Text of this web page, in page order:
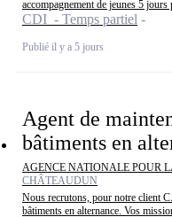
accompagnement de jeunes 5 jours
CDI - Temps partiel
Publié il y a 5 jours
Agent de
bâtiments en
AGENCE NATIONALE POUR
CHÂTEAUDUN
Nous recrutons, pour notre client
bâtiments en alternance. Vos